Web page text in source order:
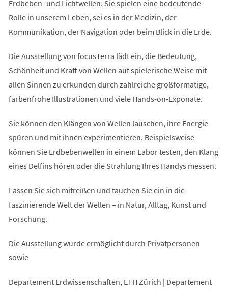
Erdbeben- und Lichtwellen. Sie spielen eine bedeutende
Rolle in unserem Leben, sei es in der Medizin, der
Kommunikation, der Navigation oder beim Blick in die Erde.
Die Ausstellung von focusTerra lädt ein, die Bedeutung,
Schönheit und Kraft von Wellen auf spielerische Weise mit
allen Sinnen zu erkunden durch zahlreiche großformatige,
farbenfrohe Illustrationen und viele Hands-on-Exponate.
Sie können den Klängen von Wellen lauschen, ihre Energie
spüren und mit ihnen experimentieren. Beispielsweise
können Sie Erdbebenwellen in einem Labor testen, den Klang
eines Delfins hören oder die Strahlung Ihres Handys messen.
Lassen Sie sich mitreißen und tauchen Sie ein in die
faszinierende Welt der Wellen – in Natur, Alltag, Kunst und
Forschung.
Die Ausstellung wurde ermöglicht durch Privatpersonen
sowie
Departement Erdwissenschaften, ETH Zürich | Departement